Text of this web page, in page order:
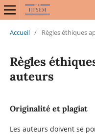
Accueil / Règles éthiques
Règles
auteurs
Originalité et plagiat
Les auteurs doivent se